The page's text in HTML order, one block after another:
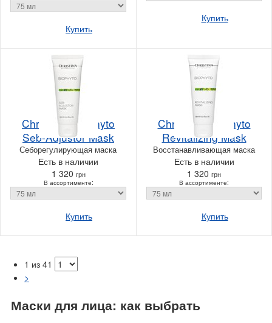
Купить
Купить
Christina Bio Phyto
Seb-Adjustor Mask
Себорегулирующая маска
Есть в наличии
1 320 грн
В ассортименте:
Купить
Christina Bio Phyto
Revitalizing Mask
Восстанавливающая маска
Есть в наличии
1 320 грн
В ассортименте:
Купить
1 из 41
>
Маски для лица: как выбрать